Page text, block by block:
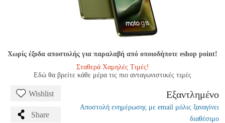
Χωρίς έξοδα αποστολής για παραλαβή από οποιοδήποτε eshop point!
Σταθερά Χαμηλές Τιμές!
Εδώ θα βρείτε κάθε μέρα τις πιο ανταγωνιστικές τιμές
Wishlist
Share
Εξαντλημένο
Αποστολή ενημέρωσης με email μόλις ξαναγίνει
διαθέσιμο